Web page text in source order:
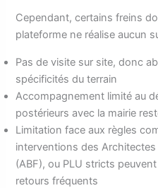
Cependant, certains freins
plateforme ne réalise aucun
Pas de visite sur site, donc
spécificités du terrain
Accompagnement limité au
postérieurs avec la mairie
Limitation face aux règles
interventions des
(ABF), ou PLU stricts
retours fréquents